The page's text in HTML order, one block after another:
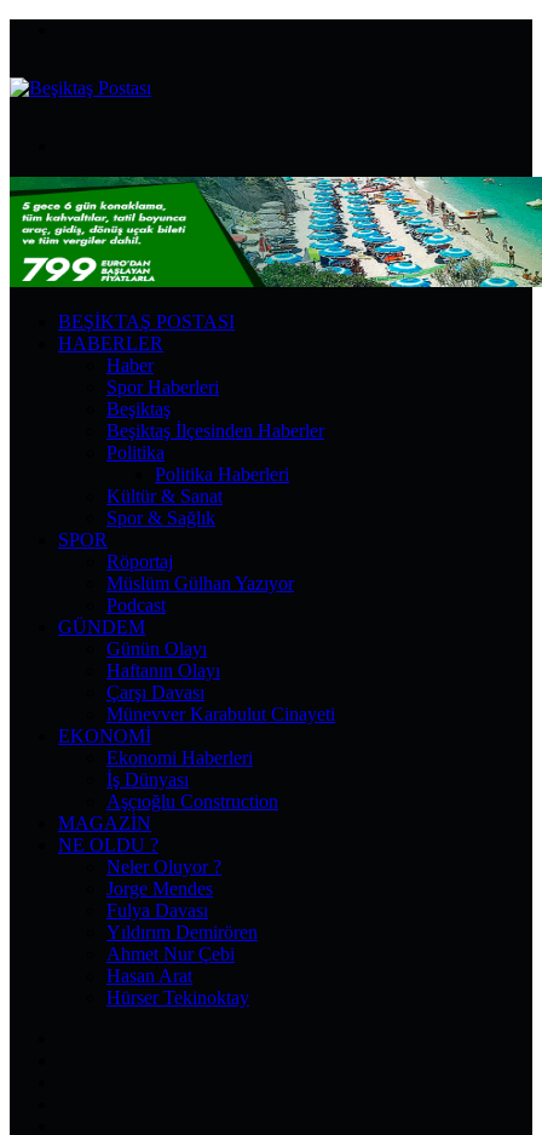
...
BEŞIKTAŞ POSTASI
HABERLER
Haber
Spor Haberleri
Beşiktaş
Beşiktaş İlçesinden Haberler
Politika
Politika Haberleri
Kültür & Sanat
Spor & Sağlık
SPOR
Röportaj
Müslüm Gülhan Yazıyor
Podcast
GÜNDEM
Günün Olayı
Haftanın Olayı
Çarşı Davası
Münevver Karabulut Cinayeti
EKONOMI
Ekonomi Haberleri
İş Dünyası
Aşçıoğlu Construction
MAGAZIN
NE OLDU ?
Neler Oluyor ?
Jorge Mendes
Fulya Davası
Yıldırım Demirören
Ahmet Nur Çebi
Hasan Arat
Hürser Tekinoktay